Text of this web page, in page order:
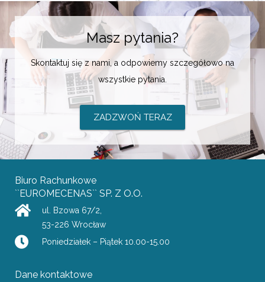
Masz pytania?
Skontaktuj się z nami, a odpowiemy szczegółowo na
wszystkie pytania.
ZADZWOŃ TERAZ
Biuro Rachunkowe
``EUROMECENAS`` SP. Z O.O.
ul. Bzowa 67/2
53-226 Wrocław
Poniedziałek – Piątek 10.00-15.00
Dane kontaktowe